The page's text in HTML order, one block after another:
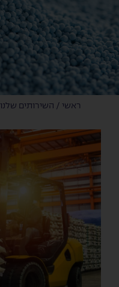
ראשי / השירותים שלנו